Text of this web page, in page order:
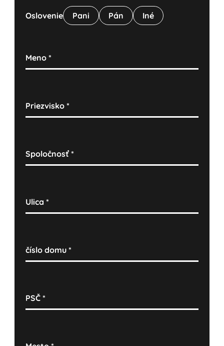
Oslovenie Pani Pán Iné
Meno*
Priezvisko*
Spoločnosť*
Ulica*
číslo domu*
PSČ*